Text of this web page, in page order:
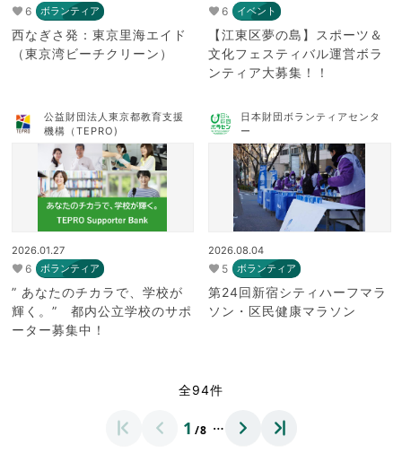
6 ボランティア
西なぎさ発：東京里海エイド
（東京湾ビーチクリーン）
6 イベント
【江東区夢の島】スポーツ＆
文化フェスティバル運営ボラ
ンティア大募集！！
公益財団法人東京都教育支援
機構（TEPRO)
2026.01.27
6 ボランティア
” あなたのチカラで、学校が
輝く。” 都内公立学校のサポ
ーター募集中！
日本財団ボランティアセンタ
ー
2026.08.04
5 ボランティア
第24回新宿シティハーフマラ
ソン・区民健康マラソン
全94件
1 /8 …